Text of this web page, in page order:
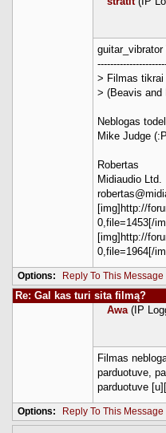
guitar_vibrator
> Filmas tikrai
> (Beavis and
Neblogas
Mike Judge
Robertas
Midiaudio Ltd.
[img]http://
0,file=1453[/
[img]http://
0,file=1964[/
Options: Reply To This Message
Re: Gal kas turi sita filmą?
Awa (IP
Filmas
parduotuve,
parduotuve
Options: Reply To This Message